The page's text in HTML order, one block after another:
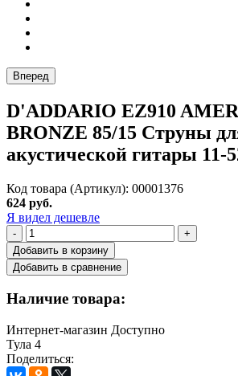
Вперед
D'ADDARIO EZ910
BRONZE 85/15 Струны
акустической гитары 11-
Код товара (Артикул): 00001376
624 руб.
Я видел дешевле
-
+
Добавить в корзину
Добавить в сравнение
Наличие товара:
Интернет-магазин Доступно
Тула 4
Поделиться: